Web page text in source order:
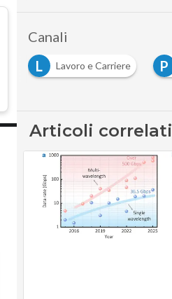
Canali
L
Lavoro e Carriere P
Articoli correlati